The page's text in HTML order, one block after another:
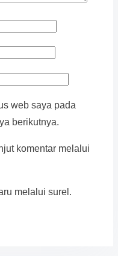
web saya pada
berikutnya.
komentar melalui
melalui surel.